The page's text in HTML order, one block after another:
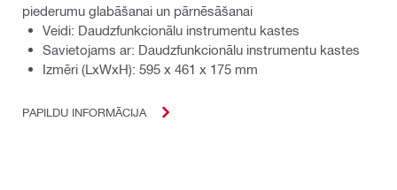
piederumu glabāšanai un pārnēsāšanai
Veidi: Daudzfunkcionālu instrumentu kastes
Savietojams ar: Daudzfunkcionālu instrumentu kastes
Izmēri (LxWxH): 595 x 461 x 175 mm
PAPILDU INFORMĀCIJA